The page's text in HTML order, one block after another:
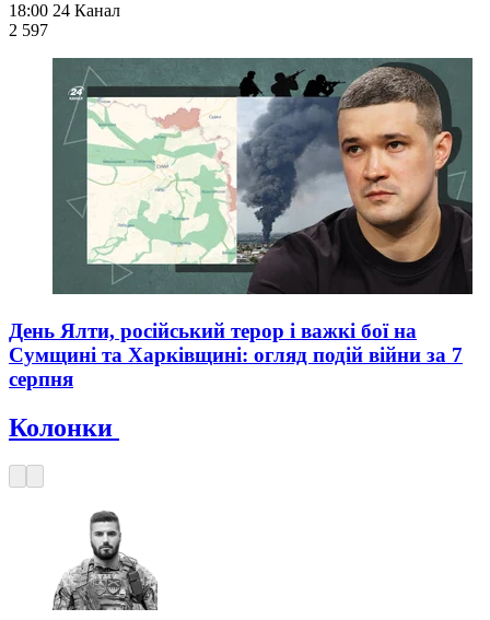
18:00 24 Канал
2 597
День Ялти, російський терор і важкі бої на
Сумщині та Харківщині: огляд подій війни за 7
серпня
Колонки